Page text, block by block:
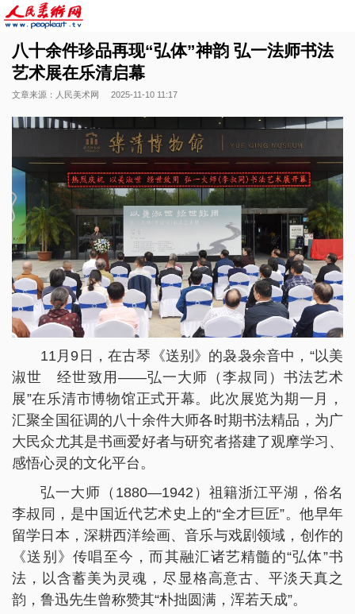
八十余件珍品再现“弘体”神韵 弘一法师书法
艺术展在乐清启幕
文章来源：人民美术网 2025-11-10 11:17
11月9日，在古琴《送别》的袅袅余音中，“以美
淑世 经世致用——弘一大师（李叔同）书法艺术
展”在乐清市博物馆正式开幕。此次展览为期一月，
汇聚全国征调的八十余件大师各时期书法精品，为广
大民众尤其是书画爱好者与研究者搭建了观摩学习、
感悟心灵的文化平台。
弘一大师（1880—1942）祖籍浙江平湖，俗名
李叔同，是中国近代艺术史上的“全才巨匠”。他早年
留学日本，深耕西洋绘画、音乐与戏剧领域，创作的
《送别》传唱至今，而其融汇诸艺精髓的“弘体”书
法，以含蓄美为灵魂，尽显格高意古、平淡天真之
韵，鲁迅先生曾称赞其“朴拙圆满，浑若天成”。